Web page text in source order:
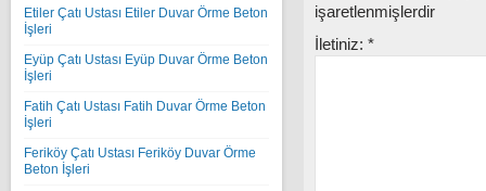
Etiler Çatı Ustası Etiler Duvar Örme Beton
İşleri
Eyüp Çatı Ustası Eyüp Duvar Örme Beton
İşleri
Fatih Çatı Ustası Fatih Duvar Örme Beton
İşleri
Feriköy Çatı Ustası Feriköy Duvar Örme
Beton İşleri
işaretlenmişlerdir
İletiniz: *